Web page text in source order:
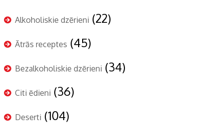
Alkoholiskie dzērieni (22)
Ātrās receptes (45)
Bezalkoholiskie dzērieni (34)
Citi ēdieni (36)
Deserti (104)